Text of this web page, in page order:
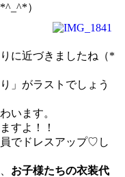
）
に近づきましたね（*
」がラストでしょう
います。
すよ！！
でドレスアップ♡し
お子様たちの衣装代